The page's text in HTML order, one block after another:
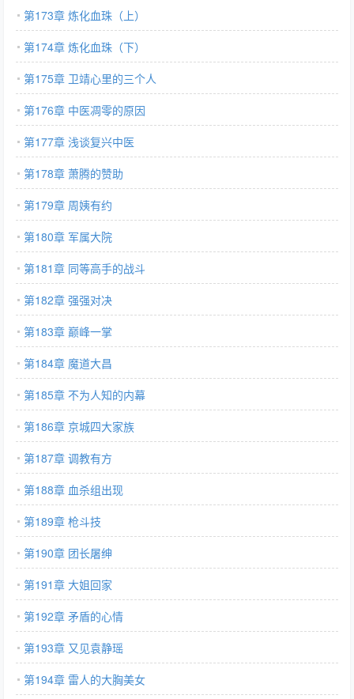
第173章 炼化血珠（上）
第174章 炼化血珠（下）
第175章 卫靖心里的三个人
第176章 中医凋零的原因
第177章 浅谈复兴中医
第178章 萧腾的赞助
第179章 周姨有约
第180章 军属大院
第181章 同等高手的战斗
第182章 强强对决
第183章 巅峰一掌
第184章 魔道大昌
第185章 不为人知的内幕
第186章 京城四大家族
第187章 调教有方
第188章 血杀组出现
第189章 枪斗技
第190章 团长屠绅
第191章 大姐回家
第192章 矛盾的心情
第193章 又见袁静瑶
第194章 雷人的大胸美女